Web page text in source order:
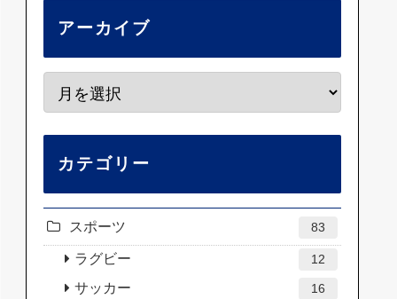
アーカイブ
カテゴリー
スポーツ 83
ラグビー 12
サッカー 16